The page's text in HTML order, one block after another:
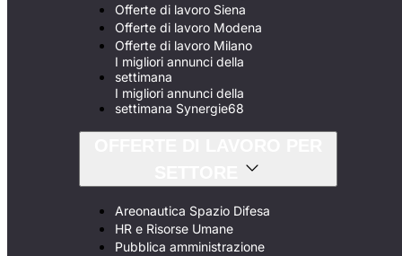
Offerte di lavoro Siena
Offerte di lavoro Modena
Offerte di lavoro Milano
I migliori annunci della
settimana
I migliori annunci della
settimana Synergie68
Areonautica Spazio Difesa
HR e Risorse Umane
Pubblica amministrazione